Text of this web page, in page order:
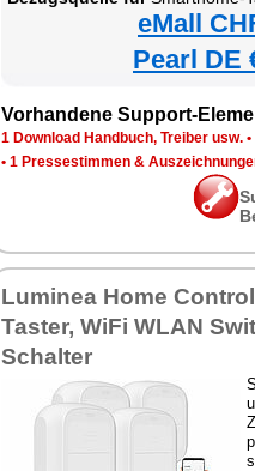
eMall
Pearl DE
Vorhandene Support-
1 Download Handbuch, Treiber usw. •
• 1 Pressestimmen &
Luminea Home
Taster, WiFi WLAN
Schalter